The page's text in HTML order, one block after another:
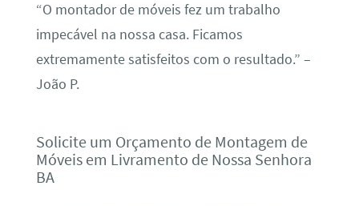
“O montador de móveis fez um trabalho
impecável na nossa casa. Ficamos
extremamente satisfeitos com o resultado.” –
João P.
Solicite um Orçamento de Montagem de
Móveis em Livramento de Nossa Senhora
BA